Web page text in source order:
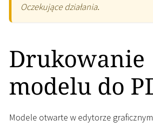
Oczekujące działania.
Drukowanie
modelu do
Modele otwarte w edytorze